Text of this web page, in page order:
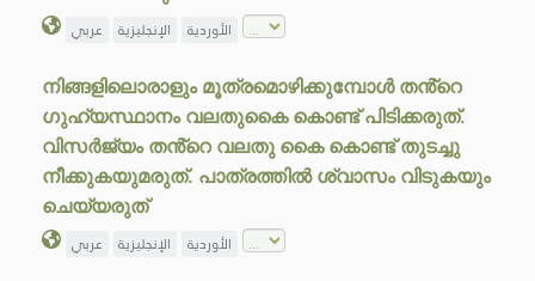
عربي الإنجليزية الأوردية
നിങ്ങളിലൊരാളും മൂത്രമൊഴിക്കുമ്പോൾ തൻ്റെ
ഗുഹ്യസ്ഥാനം വലതുകൈ കൊണ്ട് പിടിക്കരുത്.
വിസർജ്യം തൻ്റെ വലതു കൈ കൊണ്ട് തുടച്ചു
നീക്കുകയുമരുത്. പാത്രത്തിൽ ശ്വാസം വിടുകയും
ചെയ്യരുത്
عربي الإنجليزية الأوردية